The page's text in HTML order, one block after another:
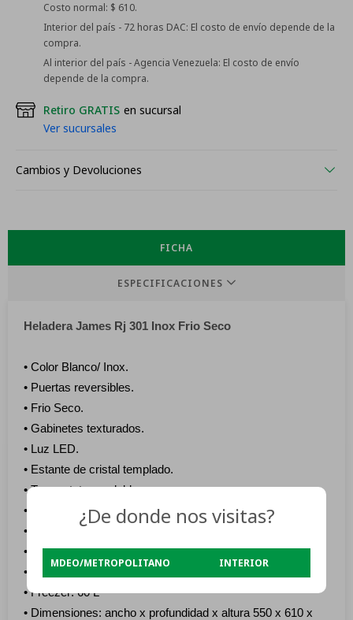
Costo normal: $ 610.
Interior del país - 72 horas DAC: El costo de envío depende de la
compra.
Al interior del país - Agencia Venezuela: El costo de envío
depende de la compra.
Retiro GRATIS en sucursal
Ver sucursales
Cambios y Devoluciones
FICHA
ESPECIFICACIONES
Heladera James Rj 301 Inox Frio Seco
• Color Blanco/ Inox.
• Puertas reversibles.
• Frio Seco.
• Gabinetes texturados.
• Luz LED.
• Estante de cristal templado.
• Termostato regulable.
• Eficiencia energética: A
• Capacidad bruta total: 293 L
• Capacidad útil total: 266 L
• Capacidad útil: Refrigerador: 206 L
• Freezer: 60 L
• Dimensiones: ancho x profundidad x altura 550 x 610 x
¿De donde nos visitas?
MDEO/METROPOLITANO INTERIOR